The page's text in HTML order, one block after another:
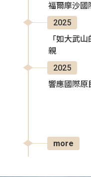
福爾摩沙國
2025
「如大武
親
2025
響應國際原
more